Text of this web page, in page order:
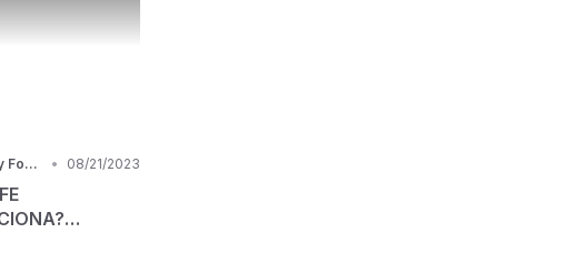
Melissa Brenda Stefany Fogaça • 08/21/2023